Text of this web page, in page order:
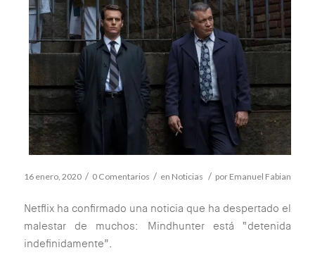
16 enero, 2020 / 0 Comentarios / en Noticias / por Emanuel Fabian
Netflix ha confirmado una noticia que ha despertado el
malestar de muchos: Mindhunter está “detenida
indefinidamente”.